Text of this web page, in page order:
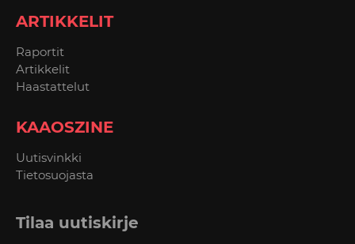
ARTIKKELIT
Raportit
Artikkelit
Haastattelut
KAAOSZINE
Uutisvinkki
Tietosuojasta
Tilaa uutiskirje